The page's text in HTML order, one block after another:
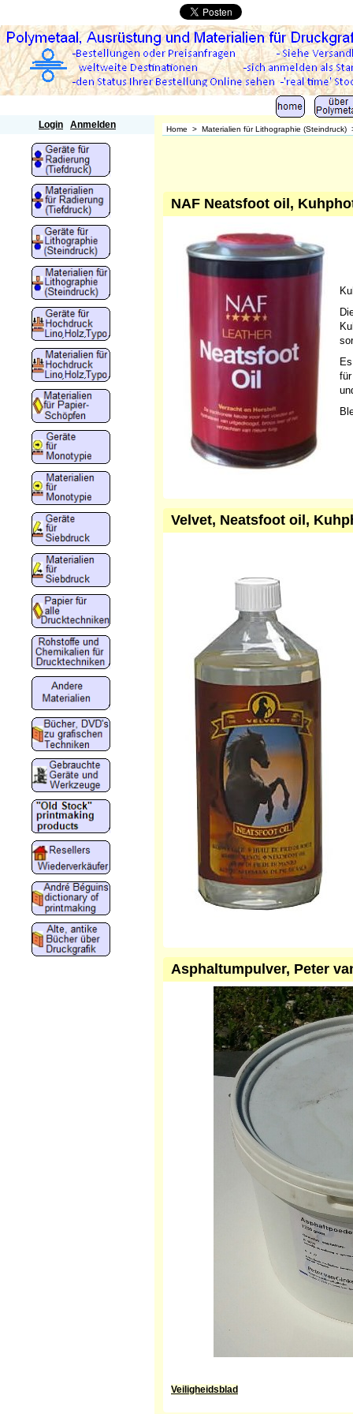
Login Anmelden Home > Materialien für Lithographie (Steindruck)
NAF Neatsfoot oil,
Velvet, Neatsfoot oil,
Asphaltumpulver, Peter
Veiligheidsblad